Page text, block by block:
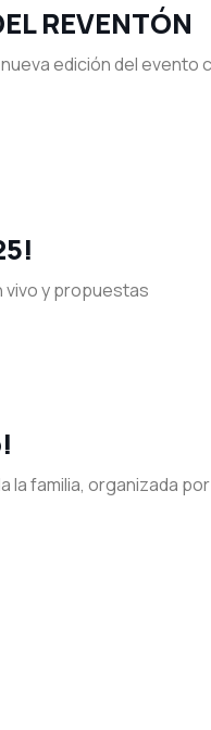
REVENTÓN
edición del evento
vivo y propuestas
la familia, organizada por